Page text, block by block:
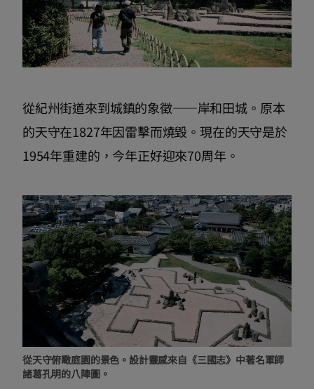
從紀州街道來到城鎮的象徵——岸和田城。原本
的天守在1827年因雷擊而燒毀。現在的天守是於
1954年重建的，今年正好迎來70周年。
從天守俯瞰庭園的景色。設計靈感來自《三國志》中著名軍師
諸葛孔明的八陣圖。